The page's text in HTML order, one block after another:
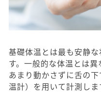
基礎体温とは最も安静
す。一般的な体温とは
あまり動かさずに舌の
温計）を用いて計測し